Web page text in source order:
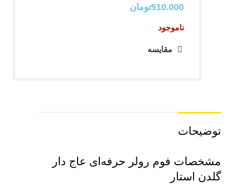
تومان510.000
ناموجود
مقایسه
توضیحات
مشخصات فوم رولر حرفه‌ای عاج دار
گلدن استار